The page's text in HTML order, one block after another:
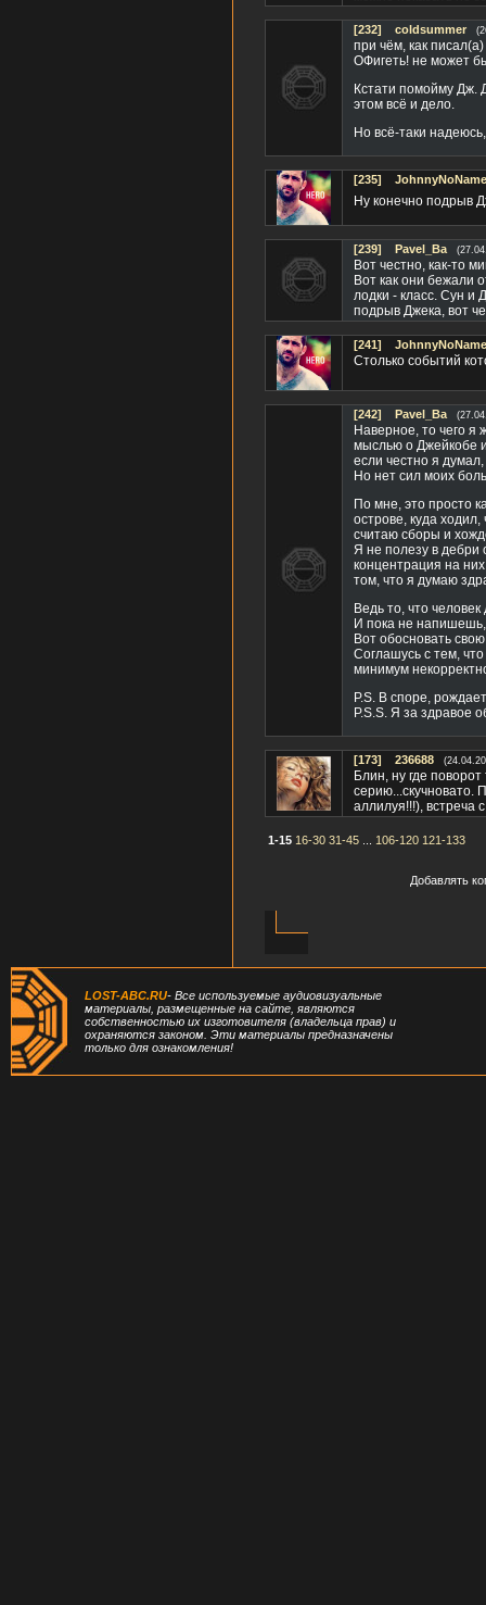
[232] coldsummer
при чём, как
ОФигеть! не может
Кстати помойму Дж.
этом всё и дело.
Но всё-таки
[235]
Ну конечно подрыв
[239] Pavel_Ba
Вот честно, как-то
Вот как они бежали
лодки - класс. Сун и
подрыв Джека, вот
[241]
Столько событий
[242] Pavel_Ba
Наверное, то чего я
мыслью о Джейкобе
если честно я
Но нет сил моих
По мне, это просто
острове, куда
считаю сборы и
Я не полезу в дебри
концентрация на
том, что я думаю
Ведь то, что
И пока не напишешь,
Вот обосновать
Соглашусь с тем,
минимум
P.S. В споре,
P.S.S. Я за здравое
[173] 236688
Блин, ну где
серию...скучновато.
аллилуя!!!), встреча
1-15 16-30 31-45 106-120 121-133
Добавлять
LOST-ABC.RU- Все используемые аудиовизуальные
материалы, размещенные на сайте, являются
собственностью их изготовителя (владельца прав) и
охраняются законом. Эти материалы предназначены
только для ознакомления!